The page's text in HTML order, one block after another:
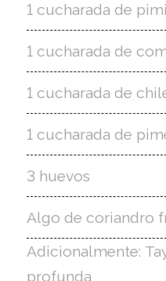
1 cucharada de
1 cucharada de
1 cucharada de
1 cucharada de
3 huevos
Algo de coriandro
Adicionalmente:
profunda